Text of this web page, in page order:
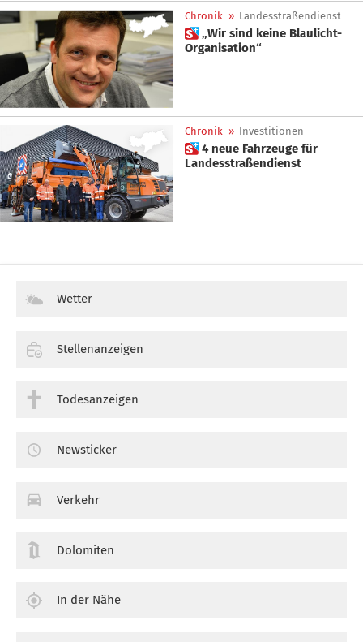
Chronik » Landesstraßendienst
 „Wir sind keine Blaulicht-
Organisation“
Chronik » Investitionen
 4 neue Fahrzeuge für
Landesstraßendienst
Wetter
Stellenanzeigen
Todesanzeigen
Newsticker
Verkehr
Dolomiten
In der Nähe